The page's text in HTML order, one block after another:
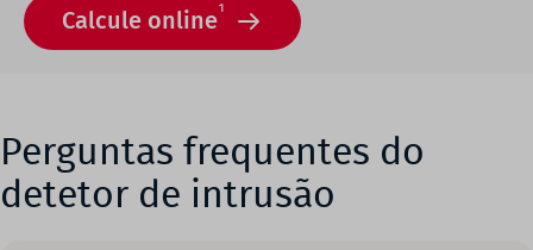
Calcule online1
Perguntas frequentes do
detetor de intrusão